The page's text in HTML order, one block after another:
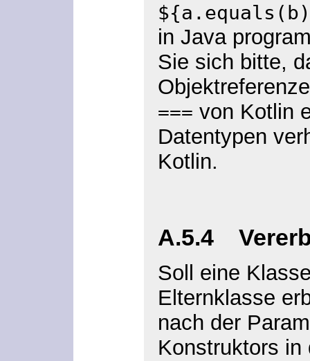
in Java
Sie sich bitte,
=== von Kotlin
Datentypen
Kotlin.
A.5.4
Soll eine
Elternklasse
nach der
Konstruktors